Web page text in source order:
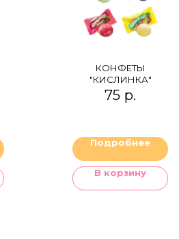
КОНФЕТЫ
"КИСЛИНКА"
75 р.
Подробнее
В корзину